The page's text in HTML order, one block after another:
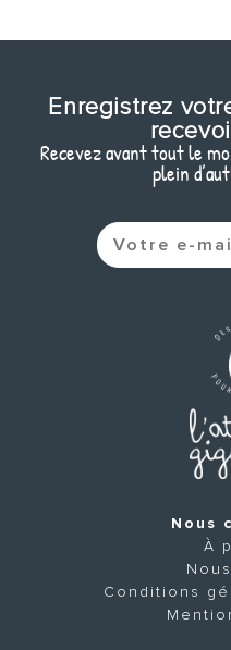
Enregistrez
Recevez avant tout le
plein
Nous
À
Conditions